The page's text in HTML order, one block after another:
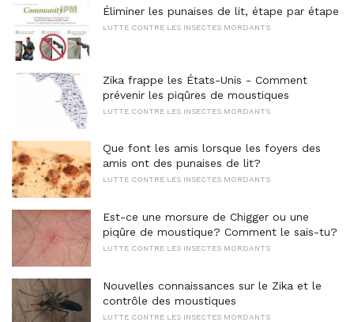
Éliminer les punaises de lit, étape par étape
LUTTE CONTRE LES INSECTES MORDANTS
Zika frappe les États-Unis - Comment
prévenir les piqûres de moustiques
LUTTE CONTRE LES INSECTES MORDANTS
Que font les amis lorsque les foyers des
amis ont des punaises de lit?
LUTTE CONTRE LES INSECTES MORDANTS
Est-ce une morsure de Chigger ou une
piqûre de moustique? Comment le sais-tu?
LUTTE CONTRE LES INSECTES MORDANTS
Nouvelles connaissances sur le Zika et le
contrôle des moustiques
LUTTE CONTRE LES INSECTES MORDANTS